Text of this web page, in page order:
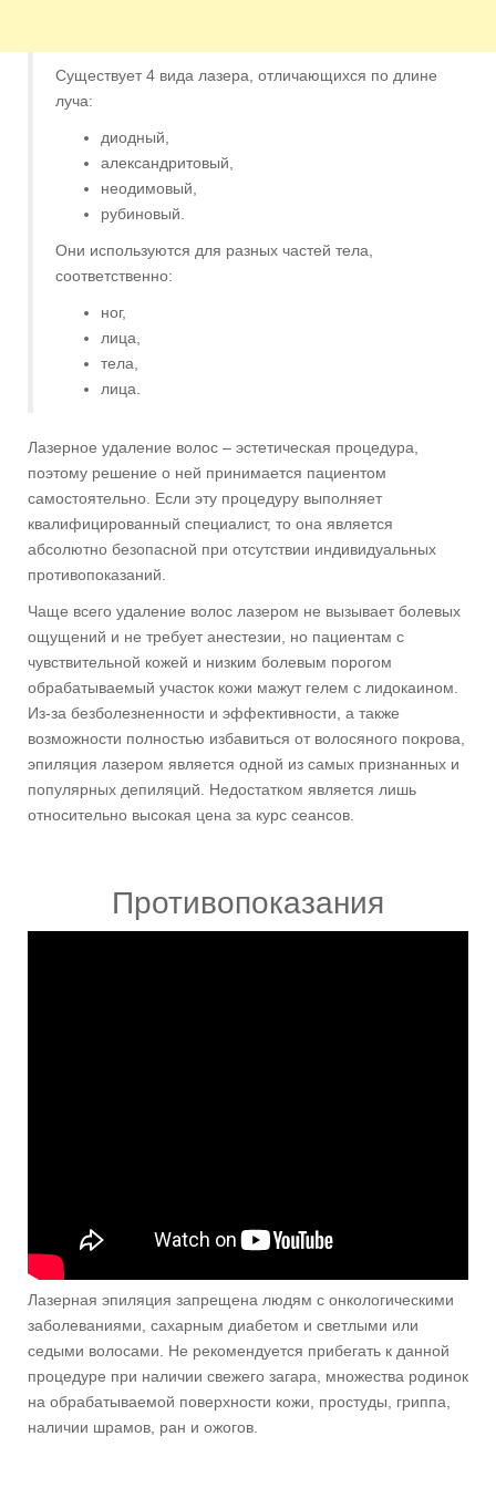
Существует 4 вида лазера, отличающихся по длине
луча:
диодный,
александритовый,
неодимовый,
рубиновый.
Они используются для разных частей тела,
соответственно:
ног,
лица,
тела,
лица.
Лазерное удаление волос – эстетическая процедура,
поэтому решение о ней принимается пациентом
самостоятельно. Если эту процедуру выполняет
квалифицированный специалист, то она является
абсолютно безопасной при отсутствии индивидуальных
противопоказаний.
Чаще всего удаление волос лазером не вызывает болевых
ощущений и не требует анестезии, но пациентам с
чувствительной кожей и низким болевым порогом
обрабатываемый участок кожи мажут гелем с лидокаином.
Из-за безболезненности и эффективности, а также
возможности полностью избавиться от волосяного покрова,
эпиляция лазером является одной из самых признанных и
популярных депиляций. Недостатком является лишь
относительно высокая цена за курс сеансов.
Противопоказания
Лазерная эпиляция запрещена людям с онкологическими
заболеваниями, сахарным диабетом и светлыми или
седыми волосами. Не рекомендуется прибегать к данной
процедуре при наличии свежего загара, множества родинок
на обрабатываемой поверхности кожи, простуды, гриппа,
наличии шрамов, ран и ожогов.